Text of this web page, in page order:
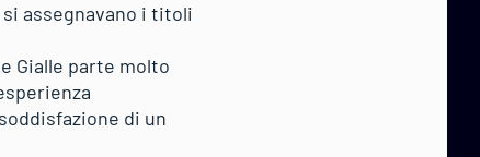
assegnavano i titoli
Gialle parte molto
di un